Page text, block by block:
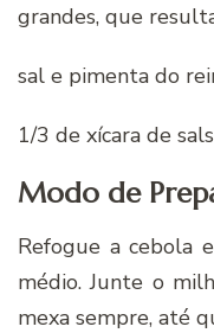
grandes, que
sal e pimenta do
1/3 de xícara de
Modo de
Refogue a cebola
médio. Junte o
mexa sempre, até